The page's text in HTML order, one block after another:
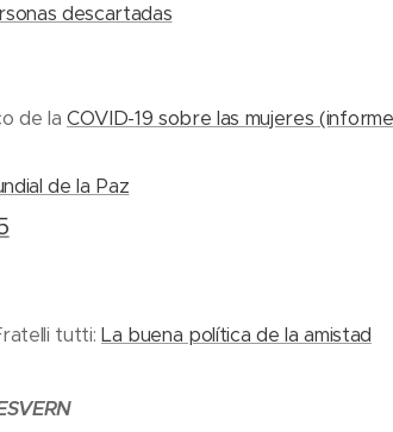
descartadas
de la COVID-19 sobre las mujeres
de la Paz
tutti:La buena política de la amistad